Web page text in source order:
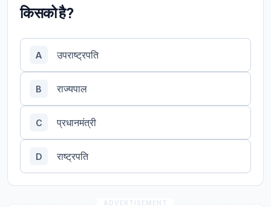
किसको है?
A उपराष्ट्रपति
B राज्यपाल
C प्रधानमंत्री
D राष्ट्रपति